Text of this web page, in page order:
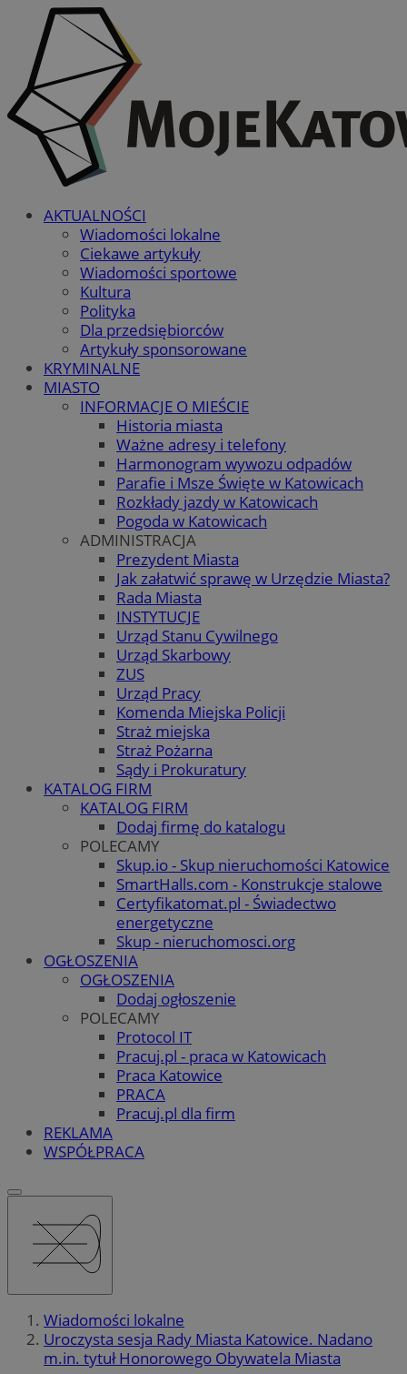
AKTUALNOŚCI
Wiadomości lokalne
Ciekawe artykuły
Wiadomości sportowe
Kultura
Polityka
Dla przedsiębiorców
Artykuły sponsorowane
KRYMINALNE
MIASTO
INFORMACJE O MIEŚCIE
Historia miasta
Ważne adresy i telefony
Harmonogram wywozu odpadów
Parafie i Msze Święte w Katowicach
Rozkłady jazdy w Katowicach
Pogoda w Katowicach
ADMINISTRACJA
Prezydent Miasta
Jak załatwić sprawę w Urzędzie Miasta?
Rada Miasta
INSTYTUCJE
Urząd Stanu Cywilnego
Urząd Skarbowy
ZUS
Urząd Pracy
Komenda Miejska Policji
Straż miejska
Straż Pożarna
Sądy i Prokuratury
KATALOG FIRM
KATALOG FIRM
Dodaj firmę do katalogu
POLECAMY
Skup.io - Skup nieruchomości Katowice
SmartHalls.com - Konstrukcje stalowe
Certyfikatomat.pl - Świadectwo
energetyczne
Skup - nieruchomosci.org
OGŁOSZENIA
OGŁOSZENIA
Dodaj ogłoszenie
POLECAMY
Protocol IT
Pracuj.pl - praca w Katowicach
Praca Katowice
PRACA
Pracuj.pl dla firm
REKLAMA
WSPÓŁPRACA
Wiadomości lokalne
Uroczysta sesja Rady Miasta Katowice. Nadano
m.in. tytuł Honorowego Obywatela Miasta